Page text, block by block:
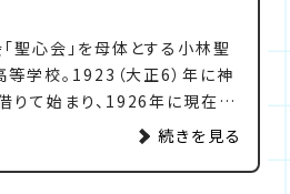
聖心会」を母体とする小林聖
学校。1923（大正6）年に神
りて始まり、1926年に現在の
そびえる塔の鐘（タワーベル）
鐘の音とともに祈りを捧げ、1
続きを見る